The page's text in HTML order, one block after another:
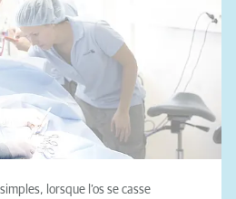
lorsque l’os se casse